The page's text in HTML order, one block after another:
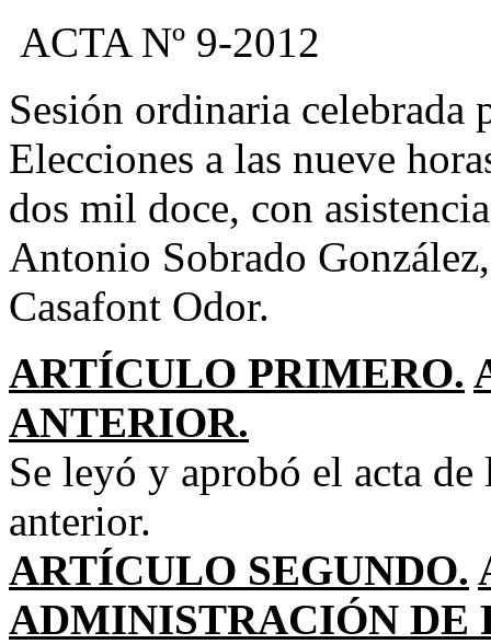
ACTA Nº 9-2012
Sesión ordinaria
Elecciones a las nueve
dos mil doce, con
Antonio Sobrado
Casafont Odor.
ARTÍCULO PRIMERO.
ANTERIOR.
Se leyó y aprobó el acta
anterior.
ARTÍCULO SEGUNDO.
ADMINISTRACIÓN DE